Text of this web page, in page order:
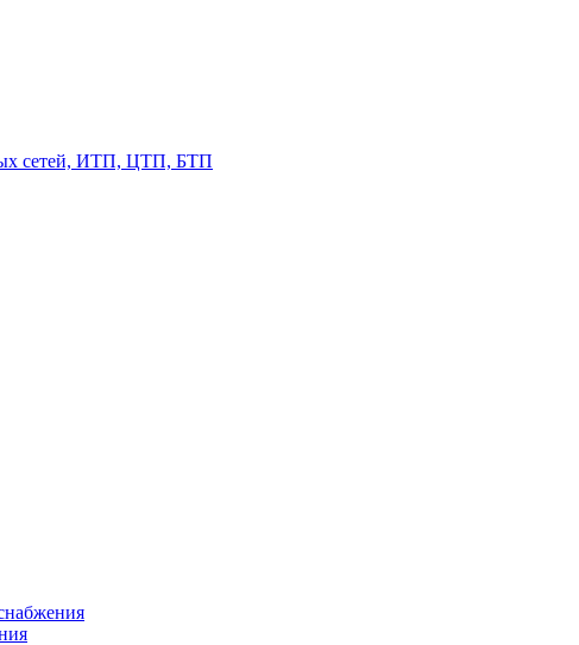
сетей, ИТП, ЦТП, БТП